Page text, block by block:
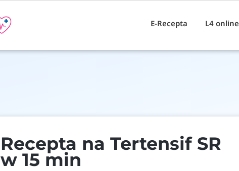
E-Recepta L4 online
Recepta na Tertensif SR
w 15 min